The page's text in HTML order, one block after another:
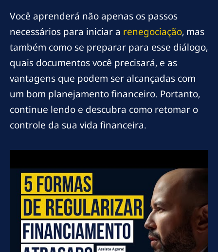
Você aprenderá não apenas os passos
necessários para iniciar a renegociação, mas
também como se preparar para esse diálogo,
quais documentos você precisará, e as
vantagens que podem ser alcançadas com
um bom planejamento financeiro. Portanto,
continue lendo e descubra como retomar o
controle da sua vida financeira.